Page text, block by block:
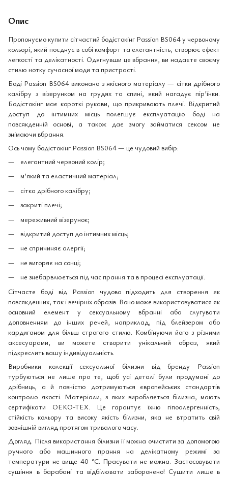
Опис
Пропонуємо купити сітчастий бодістокінг Passion BS064 у червоному
кольорі, який поєднує в собі комфорт та елегантність, створює ефект
легкості та делікатності. Одягнувши це вбрання, ви надаєте своєму
стилю нотку сучасної моди та пристрасті.
Боді Passion BS064 виконано з якісного матеріалу — сітки дрібного
калібру з візерунком на грудях та спині, який нагадує пір’їнки.
Бодістокінг має короткі рукави, що прикривають плечі. Відкритий
доступ до інтимних місць полегшує експлуатацію боді на
повсякденній основі, а також дає змогу займатися сексом не
знімаючи вбрання.
Ось чому бодістокінг Passion BS064 — це чудовий вибір:
елегантний червоний колір;
м’який та еластичний матеріал;
сітка дрібного калібру;
закриті плечі;
мереживний візерунок;
відкритий доступ до інтимних місць;
не спричиняє алергії;
не вигоряє на сонці;
не знебарвлюється під час прання та в процесі експлуатації.
Сітчасте боді від Passion чудово підходить для створення як
повсякденних, так і вечірніх образів. Воно може використовуватися як
основний елемент у сексуальному вбранні або слугувати
доповненням до інших речей, наприклад, під блейзером або
кардиганом для більш строгого стилю. Комбінуючи його з різними
аксесуарами, ви можете створити унікальний образ, який
підкреслить вашу індивідуальність.
Виробники колекції сексуальної білизни від бренду Passion
турбуються не лише про те, щоб усі деталі були продумані до
дрібниць, а й повністю дотримуються європейських стандартів
контролю якості. Матеріали, з яких виробляється білизна, мають
сертифікати OEKO-TEX. Це гарантує їхню гіпоалергенність,
стійкість кольору та високу якість білизни, яка не втратить свій
зовнішній вигляд протягом тривалого часу.
Догляд. Після використання білизни її можна очистити за допомогою
ручного або машинного прання на делікатному режимі за
температури не вище 40 °С. Прасувати не можна. Застосовувати
сушіння в барабані та відбілювати заборонено! Сушити лише в